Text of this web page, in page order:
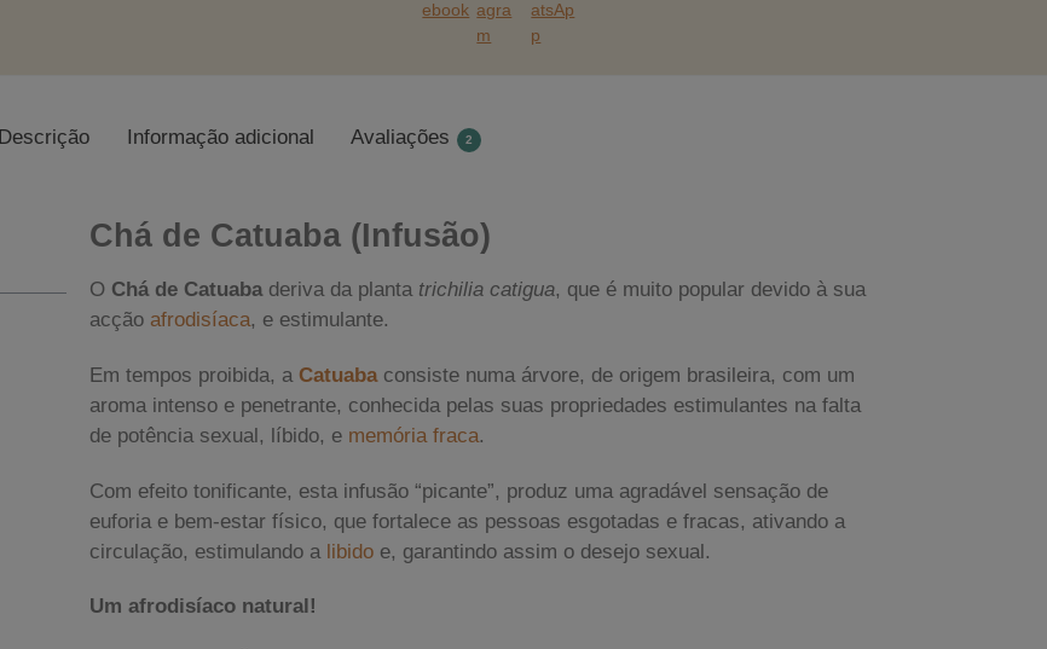
Descrição Informação adicional Avaliações 2
Chá de Catuaba (Infusão)
O Chá de Catuabaderiva da planta trichilia catigua, que é muito popular devido à sua
acção afrodisíaca, e estimulante.
Em tempos proibida, aCatuabaconsiste numa árvore, de origem brasileira, com um
aroma intenso e penetrante, conhecida pelas suas propriedades estimulantes na falta
de potência sexual, líbido, e memória fraca.
Com efeito tonificante, esta infusão “picante”, produz uma agradável sensação de
euforia e bem-estar físico, que fortalece as pessoas esgotadas e fracas, ativando a
circulação, estimulando a libido e, garantindo assim o desejo sexual.
Um afrodisíaco natural!